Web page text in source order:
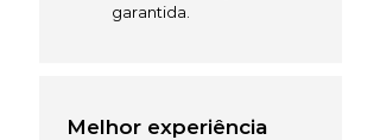
garantida.
Melhor experiência